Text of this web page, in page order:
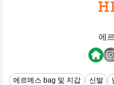
에
에르메스 bag 및 지갑 신발